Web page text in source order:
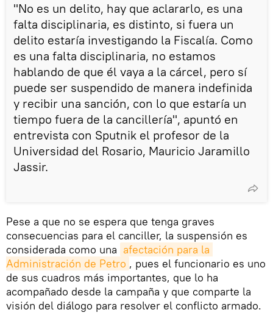
"No es un delito, hay que aclararlo, es una
falta disciplinaria, es distinto, si fuera un
delito estaría investigando la Fiscalía. Como
es una falta disciplinaria, no estamos
hablando de que él vaya a la cárcel, pero sí
puede ser suspendido de manera indefinida
y recibir una sanción, con lo que estaría un
tiempo fuera de la cancillería", apuntó en
entrevista con Sputnik el profesor de la
Universidad del Rosario, Mauricio Jaramillo
Jassir.
Pese a que no se espera que tenga graves
consecuencias para el canciller, la suspensión es
considerada como una afectación para la
Administración de Petro , pues el funcionario es uno
de sus cuadros más importantes, que lo ha
acompañado desde la campaña y que comparte la
visión del diálogo para resolver el conflicto armado.